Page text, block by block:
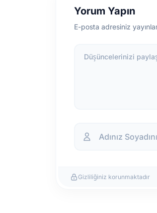
Yorum Yapın
E-posta adresiniz
Düşüncelerinizi
Gizliliğiniz korunmaktadır